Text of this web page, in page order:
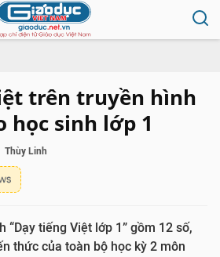
trên truyền hình
học sinh lớp 1
Thùy Linh
“Dạy tiếng Việt lớp 1” gồm 12 số,
thức của toàn bộ học kỳ 2 môn